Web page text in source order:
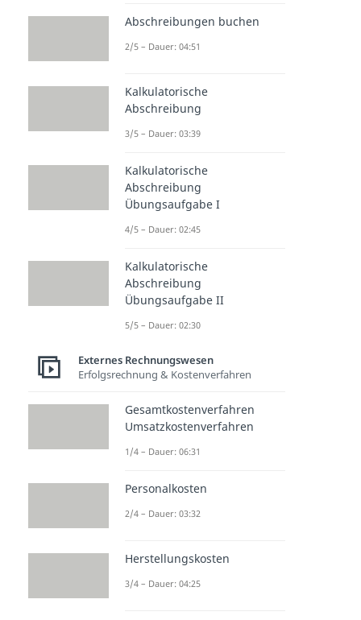
Abschreibungen buchen
2/5 – Dauer: 04:51
Kalkulatorische
Abschreibung
3/5 – Dauer: 03:39
Kalkulatorische
Abschreibung
Übungsaufgabe I
4/5 – Dauer: 02:45
Kalkulatorische
Abschreibung
Übungsaufgabe II
5/5 – Dauer: 02:30
Externes Rechnungswesen
Erfolgsrechnung & Kostenverfahren
Gesamtkostenverfahren
Umsatzkostenverfahren
1/4 – Dauer: 06:31
Personalkosten
2/4 – Dauer: 03:32
Herstellungskosten
3/4 – Dauer: 04:25